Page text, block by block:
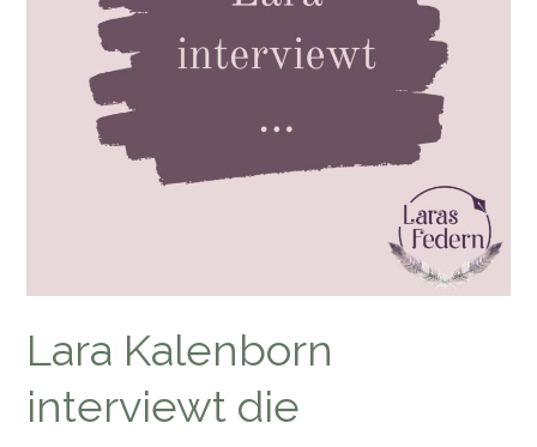
Lara Kalenborn
interviewt die